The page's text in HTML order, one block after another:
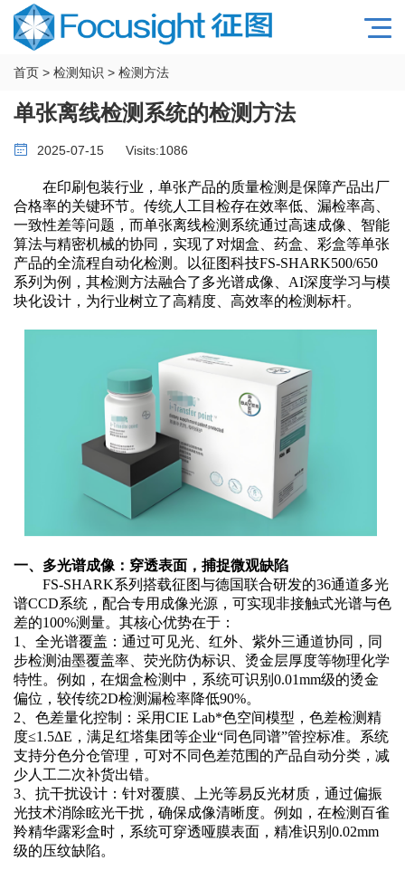
首页 > 检测知识 > 检测方法
单张离线检测系统的检测方法
2025-07-15 Visits:1086
在印刷包装行业，单张产品的质量检测是保障产品出厂
合格率的关键环节。传统人工目检存在效率低、漏检率高、
一致性差等问题，而单张离线检测系统通过高速成像、智能
算法与精密机械的协同，实现了对烟盒、药盒、彩盒等单张
产品的全流程自动化检测。以征图科技FS-SHARK500/650
系列为例，其检测方法融合了多光谱成像、AI深度学习与模
块化设计，为行业树立了高精度、高效率的检测标杆。
一、多光谱成像：穿透表面，捕捉微观缺陷
FS-SHARK系列搭载征图与德国联合研发的36通道多光
谱CCD系统，配合专用成像光源，可实现非接触式光谱与色
差的100%测量。其核心优势在于：
1、 全光谱覆盖：通过可见光、红外、紫外三通道协同，同
步检测油墨覆盖率、荧光防伪标识、烫金层厚度等物理化学
特性。例如，在烟盒检测中，系统可识别 0.01mm级的烫金
偏位，较传统2D检测漏检率降低90%。
2、 色差量化控制：采用CIE Lab*色空间模型，色差检测精
度≤1.5ΔE，满足红塔集团等企业“同色同谱”管控标准。系统
支持分色分仓管理，可对不同色差范围的产品自动分类，减
少人工二次补货出错。
3、 抗干扰设计：针对覆膜、上光等易反光材质，通过偏振
光技术消除眩光干扰，确保成像清晰度。例如，在检测百雀
羚精华露彩盒时，系统可穿透哑膜表面，精准识别 0.02mm
级的压纹缺陷。